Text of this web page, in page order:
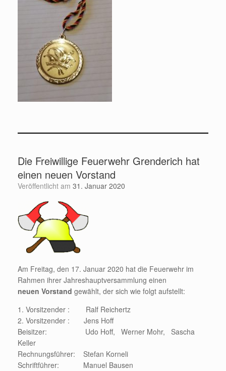
Die Freiwillige Feuerwehr Grenderich hat
einen neuen Vorstand
Veröffentlicht am 31. Januar 2020
Am Freitag, den 17. Januar 2020 hat die Feuerwehr im
Rahmen ihrer Jahreshauptversammlung einen
neuen Vorstand gewählt, der sich wie folgt aufstellt:
1. Vorsitzender : Ralf Reichertz
2. Vorsitzender : Jens Hoff
Beisitzer: Udo Hoff, Werner Mohr, Sascha
Keller
Rechnungsführer: Stefan Korneli
Schriftführer: Manuel Bausen